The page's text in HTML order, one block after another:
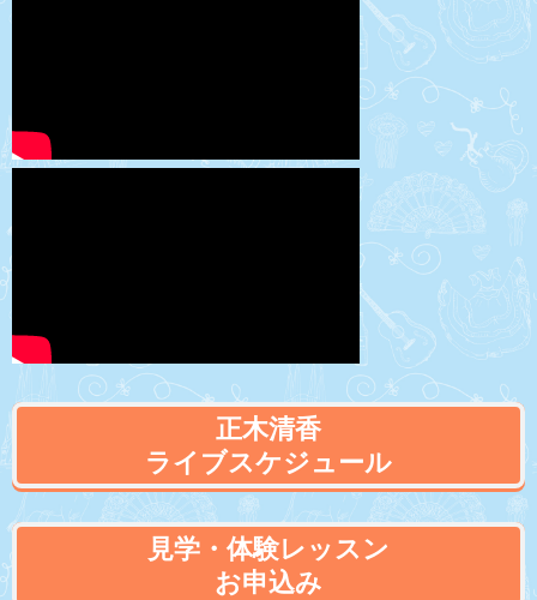
正木清香
ライブスケジュール
見学・体験レッスン
お申込み